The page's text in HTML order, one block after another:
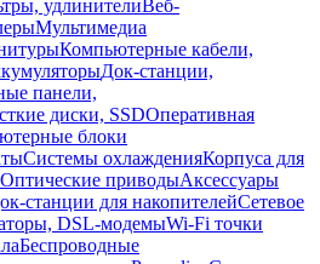
удлинителиВеб-
Мультимедиа
Компьютерные кабели,
Док-станции,
панели,
диски, SSDОперативная
блоки
Системы охлажденияКорпуса для
Оптические приводыАксессуары
станции для накопителейСетевое
DSL-модемыWi-Fi точки
Беспроводные